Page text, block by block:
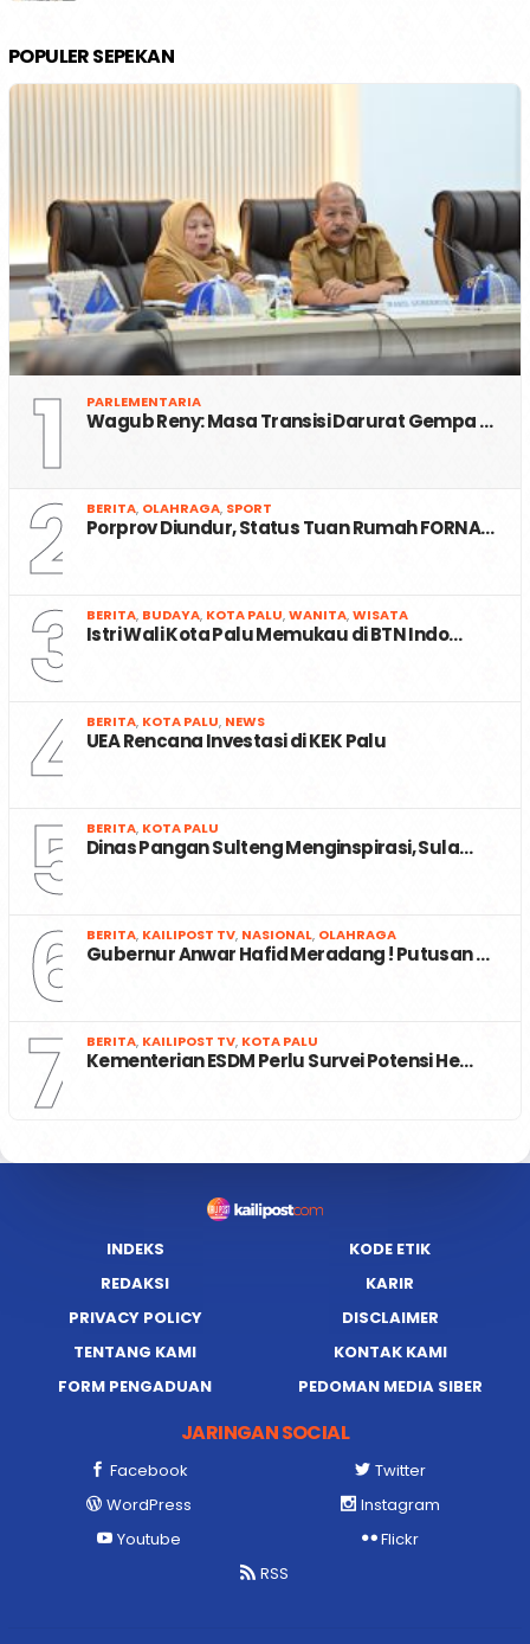
POPULER SEPEKAN
1 PARLEMENTARIA
Wagub Reny: Masa Transisi Darurat Gempa …
2 BERITA, OLAHRAGA, SPORT
Porprov Diundur, Status Tuan Rumah FORNA…
3 BERITA, BUDAYA, KOTA PALU,WANITA,WISATA
Istri Wali Kota Palu Memukau di BTN Indo…
4 BERITA, KOTA PALU, NEWS
UEA Rencana Investasi di KEK Palu
5 BERITA, KOTA PALU
Dinas Pangan Sulteng Menginspirasi, Sula…
6 BERITA, KAILIPOST TV, NASIONAL, OLAHRAGA
Gubernur Anwar Hafid Meradang ! Putusan …
7 BERITA, KAILIPOST TV, KOTA PALU
Kementerian ESDM Perlu Survei Potensi He…
INDEKS
KODE ETIK
REDAKSI
KARIR
PRIVACY POLICY
DISCLAIMER
TENTANG KAMI
KONTAK KAMI
FORM PENGADUAN
PEDOMAN MEDIA SIBER
JARINGAN SOCIAL
Facebook
Twitter
WordPress
Instagram
Youtube
Flickr
RSS